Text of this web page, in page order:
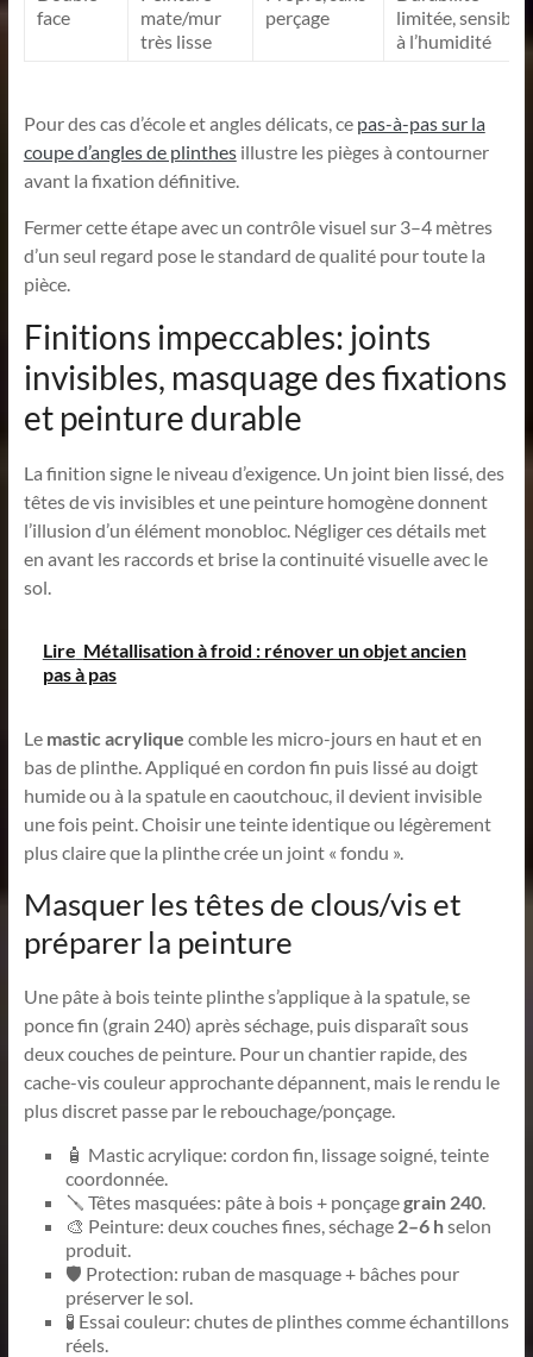
face
mate/mur
très lisse
perçage
limitée, sensible
à l’humidité
Pour des cas d’école et angles délicats, ce pas-à-pas sur la
coupe d’angles de plinthesillustre les pièges à contourner
avant la fixation définitive.
Fermer cette étape avec un contrôle visuel sur 3–4 mètres
d’un seul regard pose le standard de qualité pour toute la
pièce.
Finitions impeccables: joints
invisibles, masquage des fixations
et peinture durable
La finition signe le niveau d’exigence. Un joint bien lissé, des
têtes de vis invisibles et une peinture homogène donnent
l’illusion d’un élément monobloc. Négliger ces détails met
en avant les raccords et brise la continuité visuelle avec le
sol.
Lire Métallisation à froid : rénover un objet ancien
pas à pas
Le mastic acrylique comble les micro-jours en haut et en
bas de plinthe. Appliqué en cordon fin puis lissé au doigt
humide ou à la spatule en caoutchouc, il devient invisible
une fois peint. Choisir une teinte identique ou légèrement
plus claire que la plinthe crée un joint « fondu ».
Masquer les têtes de clous/vis et
préparer la peinture
Une pâte à bois teinte plinthe s’applique à la spatule, se
ponce fin (grain 240) après séchage, puis disparaît sous
deux couches de peinture. Pour un chantier rapide, des
cache-vis couleur approchante dépannent, mais le rendu le
plus discret passe par le rebouchage/ponçage.
🧴 Mastic acrylique: cordon fin, lissage soigné, teinte
coordonnée.
🪛 Têtes masquées: pâte à bois + ponçagegrain 240.
🎨 Peinture: deux couches fines, séchage 2–6 hselon
produit.
🛡️ Protection: ruban de masquage + bâches pour
préserver le sol.
🧪 Essai couleur: chutes de plinthes comme échantillons
réels.